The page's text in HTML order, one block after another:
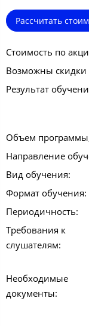
Рассчитать
Стоимость по
Возможны скидки
Результат
Объем
Направление
Вид обучения:
Формат обучения:
Периодичность:
Требования к
слушателям:
Необходимые
документы: